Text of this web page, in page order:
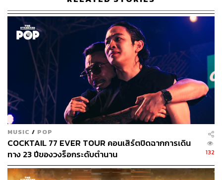
MUSIC / POP
COCKTAIL 77 EVER TOUR คอนเสิร์ตปิดฉากการเดิน
ทาง 23 ปีของวงร็อกระดับตำนาน
132